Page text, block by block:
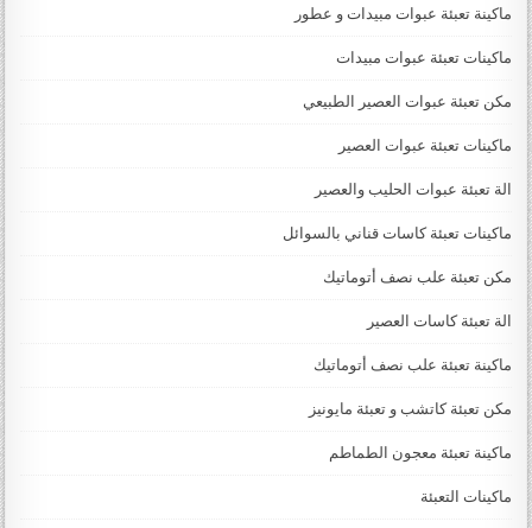
ماكينة تعبئة عبوات مبيدات و عطور
ماكينات تعبئة عبوات مبيدات
مكن تعبئة عبوات العصير الطبيعي
ماكينات تعبئة عبوات العصير
الة تعبئة عبوات الحليب والعصير
ماكينات تعبئة كاسات قناني بالسوائل
مكن تعبئة علب نصف أتوماتيك
الة تعبئة كاسات العصير
ماكينة تعبئة علب نصف أتوماتيك
مكن تعبئة كاتشب و تعبئة مايونيز
ماكينة تعبئة معجون الطماطم
ماكينات التعبئة